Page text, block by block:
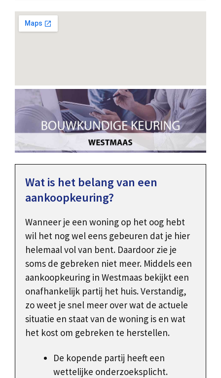
Wat is het belang van een
aankoopkeuring?
Wanneer je een woning op het oog hebt
wil het nog wel eens gebeuren dat je hier
helemaal vol van bent. Daardoor zie je
soms de gebreken niet meer. Middels een
aankoopkeuring in Westmaas bekijkt een
onafhankelijk partij het huis. Verstandig,
zo weet je snel meer over wat de actuele
situatie en staat van de woning is en wat
het kost om gebreken te herstellen.
De kopende partij heeft een
wettelijke onderzoeksplicht.